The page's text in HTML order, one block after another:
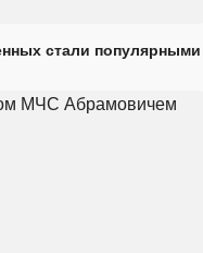
стали популярными